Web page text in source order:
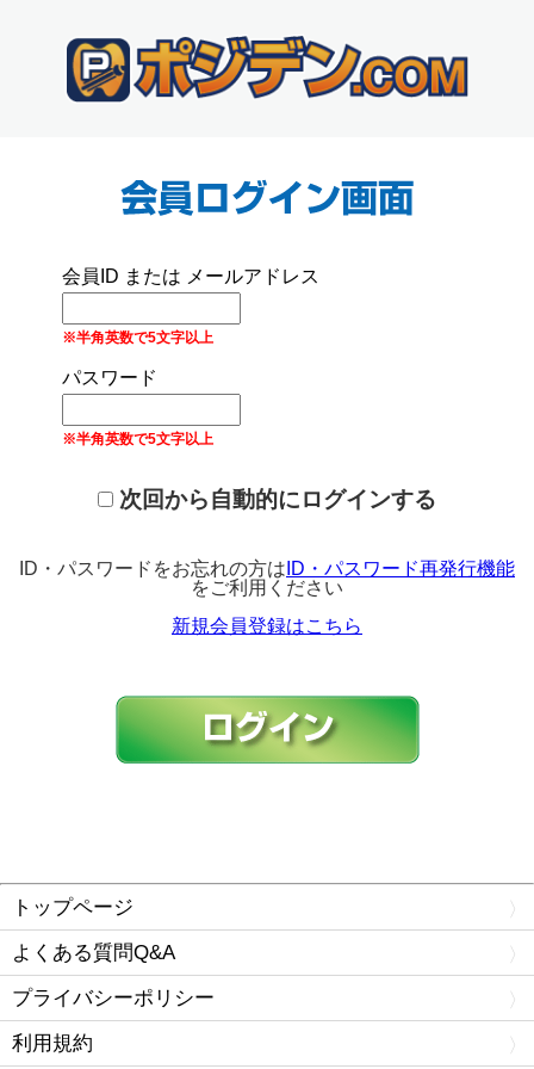
会員ID または メールアドレス
※半角英数で5文字以上
パスワード
※半角英数で5文字以上
次回から自動的にログインする
ID・パスワードをお忘れの方は ID・パスワード再発行機能
をご利用ください
新規会員登録はこちら
トップページ
よくある質問Q&A
プライバシーポリシー
利用規約